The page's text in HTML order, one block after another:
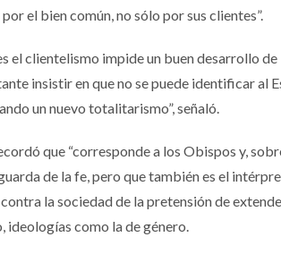
el bien común, no sólo por sus clientes”.
el clientelismo impide un buen desarrollo de
insistir en que no se puede identificar al
un nuevo totalitarismo”, señaló.
que “corresponde a los Obispos y,
de la fe, pero que también es el
la sociedad de la pretensión de
como la de género.